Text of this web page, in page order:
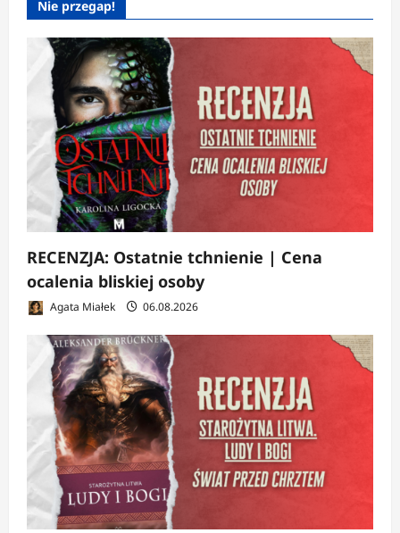
Nie przegap!
RECENZJA: Ostatnie tchnienie | Cena
ocalenia bliskiej osoby
Agata Miałek 06.08.2026